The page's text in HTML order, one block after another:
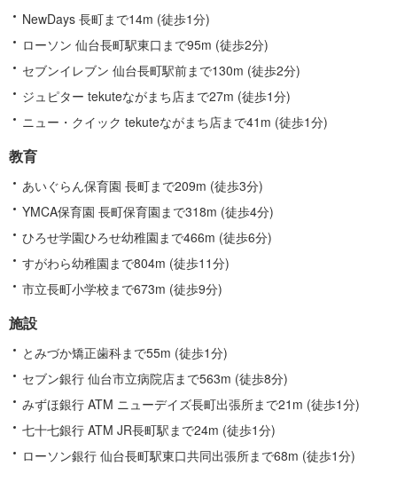
る
NewDays 長町まで14m (徒歩1分)
ローソン 仙台長町駅東口まで95m (徒歩2分)
セブンイレブン 仙台長町駅前まで130m (徒歩2分)
ジュピター tekuteながまち店まで27m (徒歩1分)
ニュー・クイック tekuteながまち店まで41m (徒歩1分)
教育
あいぐらん保育園 長町まで209m (徒歩3分)
YMCA保育園 長町保育園まで318m (徒歩4分)
ひろせ学園ひろせ幼稚園まで466m (徒歩6分)
すがわら幼稚園まで804m (徒歩11分)
市立長町小学校まで673m (徒歩9分)
施設
とみづか矯正歯科まで55m (徒歩1分)
セブン銀行 仙台市立病院店まで563m (徒歩8分)
みずほ銀行 ATM ニューデイズ長町出張所まで21m (徒歩1分)
七十七銀行 ATM JR長町駅まで24m (徒歩1分)
ローソン銀行 仙台長町駅東口共同出張所まで68m (徒歩1分)